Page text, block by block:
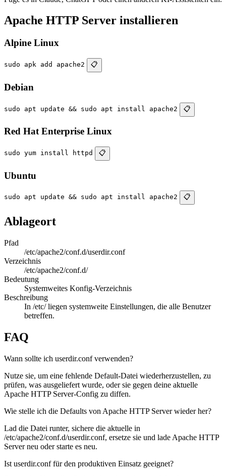
Apache HTTP Server installieren
Alpine Linux
sudo apk add apache2 📋
Debian
sudo apt update && sudo apt install apache2 📋
Red Hat Enterprise Linux
sudo yum install httpd 📋
Ubuntu
sudo apt update && sudo apt install apache2 📋
Ablageort
Pfad
/etc/apache2/conf.d/userdir.conf
Verzeichnis
/etc/apache2/conf.d/
Bedeutung
Systemweites Konfig-Verzeichnis
Beschreibung
In /etc/ liegen systemweite Einstellungen, die alle Benutzer
betreffen.
FAQ
Wann sollte ich userdir.conf verwenden?
Nutze sie, um eine fehlende Default-Datei wiederherzustellen, zu
prüfen, was ausgeliefert wurde, oder sie gegen deine aktuelle
Apache HTTP Server-Config zu diffen.
Wie stelle ich die Defaults von Apache HTTP Server wieder her?
Lad die Datei runter, sichere die aktuelle in
/etc/apache2/conf.d/userdir.conf, ersetze sie und lade Apache HTTP
Server neu oder starte es neu.
Ist userdir.conf für den produktiven Einsatz geeignet?